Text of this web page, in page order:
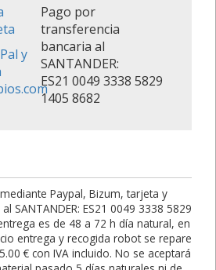
y
Pago por
transferencia
bancaria al
SANTANDER:
ES21 0049 3338 5829
1405 8682
Paypal, Bizum, tarjeta y
SANTANDER: ES21 0049 3338 5829
es de 48 a 72 h día natural, en
entrega y recogida robot se repare
€ con IVA incluido. No se aceptará